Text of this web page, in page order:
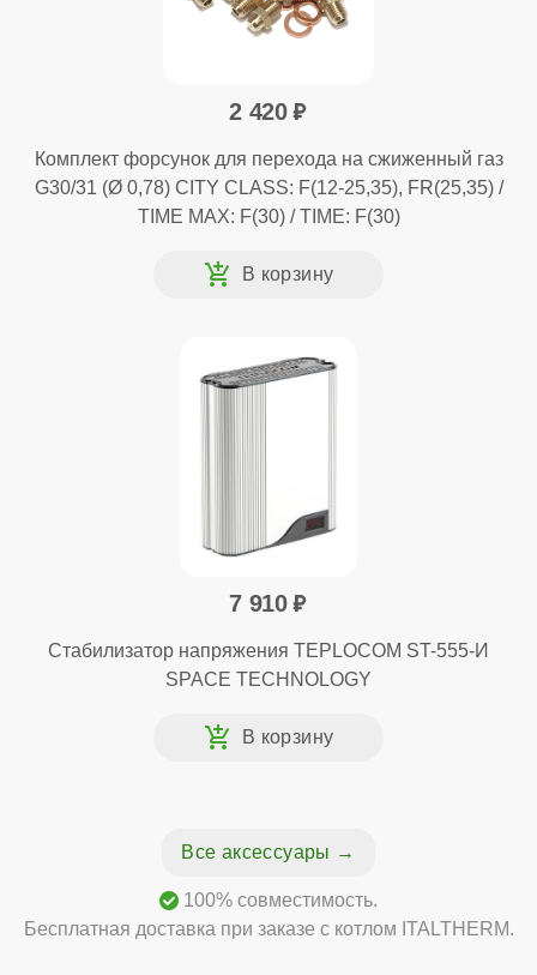
2 420
Комплект форсунок для перехода на сжиженный газ
G30/31 (Ø 0,78) CITY CLASS: F(12-25,35), FR(25,35) /
TIME MAX: F(30) / TIME: F(30)
7 910
Стабилизатор напряжения TEPLOCOM ST-555-И
SPACE TECHNOLOGY
Все аксессуары
100% совместимость.
Бесплатная доставка при заказе с котлом ITALTHERM.